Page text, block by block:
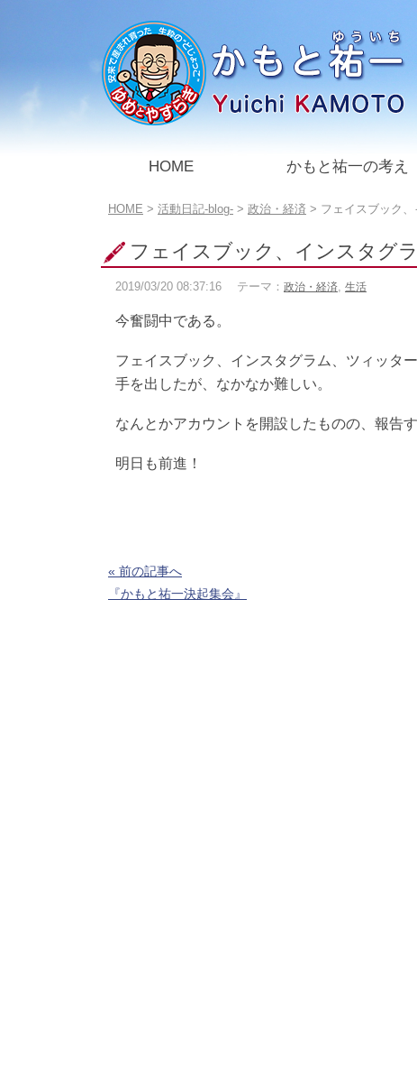
HOME かもと祐一の考え
こ
ペ
ー
の
置:
HOME > 活動日記-blog- > 政治・経済 > フェイスブック
フェイスブック、インスタグ
2019/03/20 08:37:16 テーマ： 政治・経済, 生活
今奮闘中である。
フェイスブック、インスタグラム、ツィッタ
手を出したが、なかなか難しい。
なんとかアカウントを開設したものの、報告
明日も前進！
« 前の記事へ
『かもと祐一決起集会』